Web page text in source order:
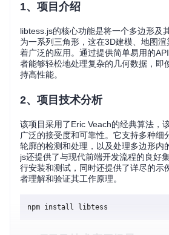
1、项目介绍
libtess.js的核心功能是将一个多边形及
为一系列三角形，这在3D建模、地图
着广泛的应用。通过提供简单易用的
者能够轻松地处理复杂的几何数据，即
持高性能。
2、项目技术分析
该项目采用了Eric Veach的经典算法，
广泛的接受度和可靠性。它支持多种细
轮廓的检测和处理，以及处理多边形内
js还提供了与现代前端开发流程的良好
行安装和测试，同时还提供了详尽的示
者理解和验证其工作原理。